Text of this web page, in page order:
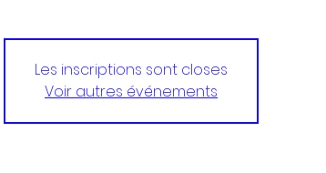
Les inscriptions sont closes
Voir autres événements